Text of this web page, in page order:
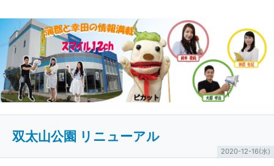
双太山公園 リニューアル
2020-12-16(水)